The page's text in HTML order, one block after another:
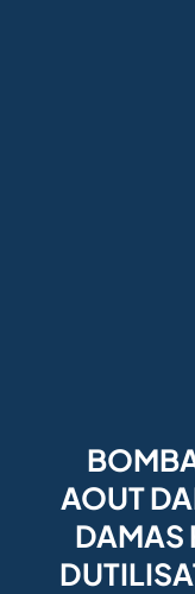
AOUT
DAMAS